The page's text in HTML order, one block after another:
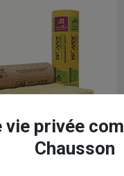
vie privée
Chausson